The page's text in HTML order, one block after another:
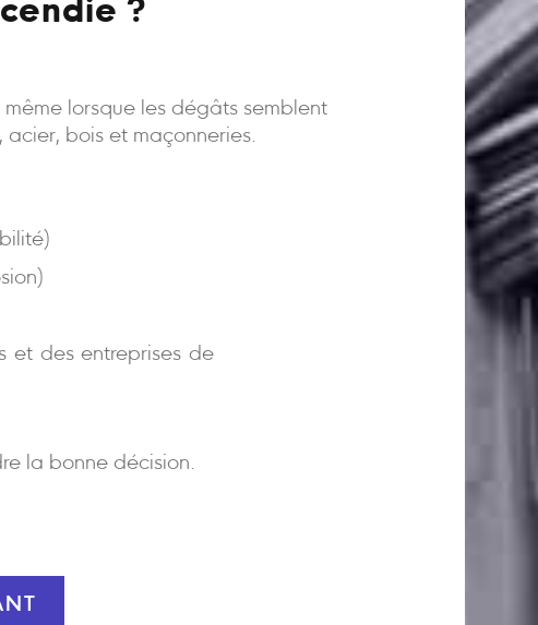
?
lorsque les dégâts semblent
acier, bois et maçonneries.
et des entreprises de
la bonne décision.